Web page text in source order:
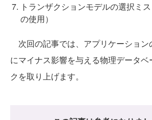
トランザクションモデルの選択ミ
の使用）
次回の記事では、アプリケーション
にマイナス影響を与える物理データベ
クを取り上げます。